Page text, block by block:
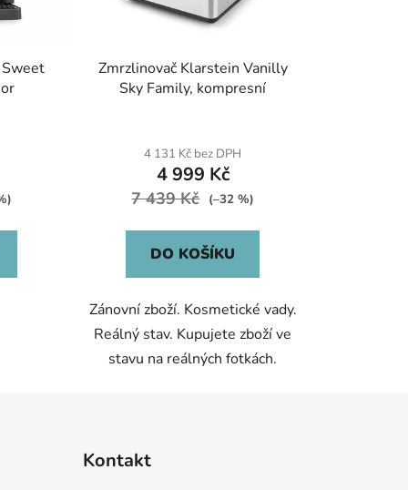
Zmrzlinovač Klarstein Vanilly
Sky Family, kompresní
4 131 Kč bez DPH
4 999 Kč
7 439 Kč (–32 %)
DO KOŠÍKU
Zánovní zboží. Kosmetické vady.
Reálný stav. Kupujete zboží ve
stavu na reálných fotkách.
Kontakt